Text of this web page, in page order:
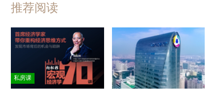
推荐阅读
私房课